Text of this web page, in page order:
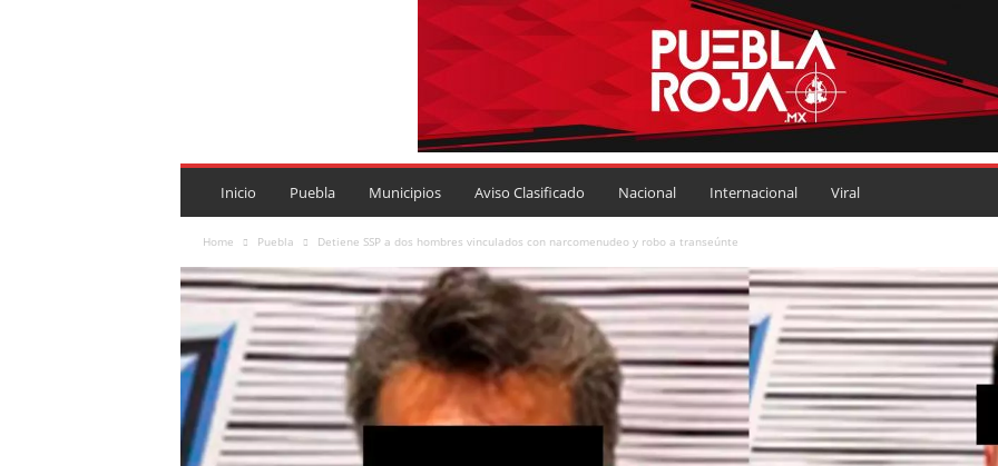
P
A
R
J
A
M
X
Inicio Puebla Municipios Aviso Clasificado Nacional Internacional Viral
Home Puebla Detiene SSP a dos hombres vinculados con narcomenudeo y robo a transeúnte